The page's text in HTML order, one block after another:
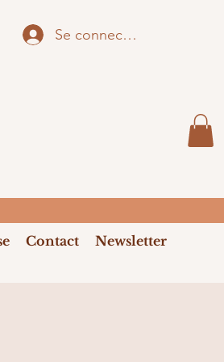
Se connecter
Contact Newsletter